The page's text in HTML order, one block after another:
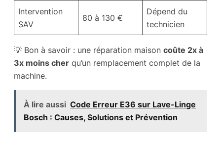
Intervention
SAV
80 à 130 €
Dépend du
technicien
💡 Bon à savoir : une réparation maison coûte 2x à
3x moins cher qu’un remplacement complet de la
machine.
À lire aussi Code Erreur E36 sur Lave-Linge
Bosch : Causes, Solutions et Prévention